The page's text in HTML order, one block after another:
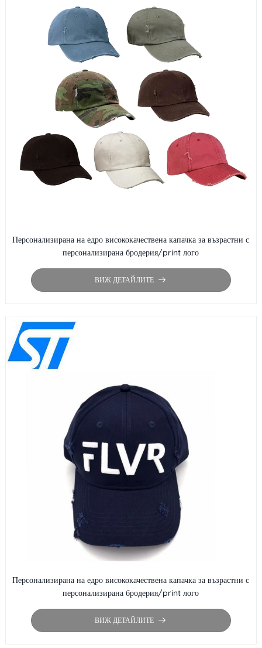
Персонализирана на едро висококачествена капачка за възрастни с
персонализирана бродерия/print лого
ВИЖ ДЕТАЙЛИТЕ
Персонализирана на едро висококачествена капачка за възрастни с
персонализирана бродерия/print лого
ВИЖ ДЕТАЙЛИТЕ